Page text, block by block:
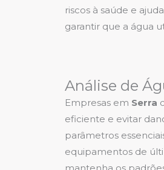
riscos à saúde e
garantir que a água
Análise de
Empresas em Serra
eficiente e evitar
parâmetros
equipamentos de